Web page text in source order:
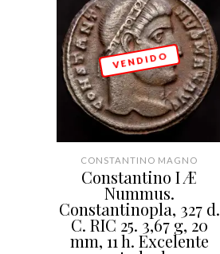
V E N D I D O
CONSTANTINO MAGNO
Constantino I Æ
Nummus.
Constantinopla, 327 d.
C. RIC 25. 3,67 g, 20
mm, 11 h. Excelente